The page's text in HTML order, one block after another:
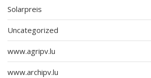
Solarpreis
Uncategorized
www.agripv.lu
www.archipv.lu